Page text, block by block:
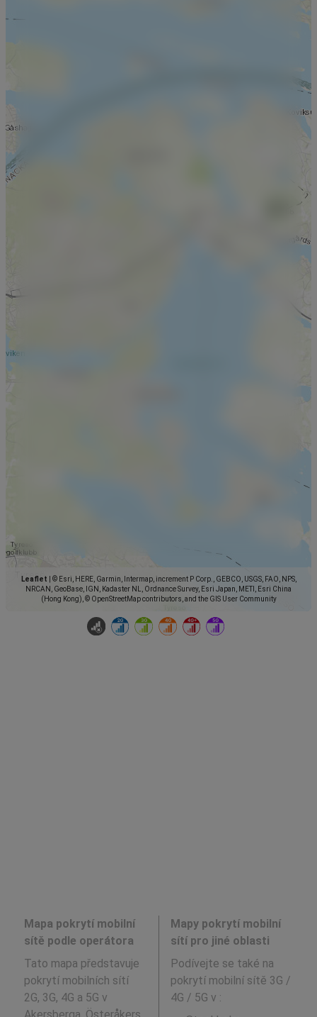
Leaflet
© Esri, HERE, Garmin, Intermap, increment P Corp., GEBCO, USGS, FAO, NPS,
NRCAN, GeoBase, IGN, Kadaster NL, Ordnance Survey, Esri Japan, METI, Esri China
(Hong Kong), © OpenStreetMap contributors, and the GIS User Community
Mapa pokrytí mobilní
sítě podle operátora
Tato mapa představuje
pokrytí mobilních sítí
2G, 3G, 4G a 5G v
Mapy pokrytí mobilní
sítí pro jiné oblasti
Podívejte se také na
pokrytí mobilní sítě 3G /
4G / 5G v :